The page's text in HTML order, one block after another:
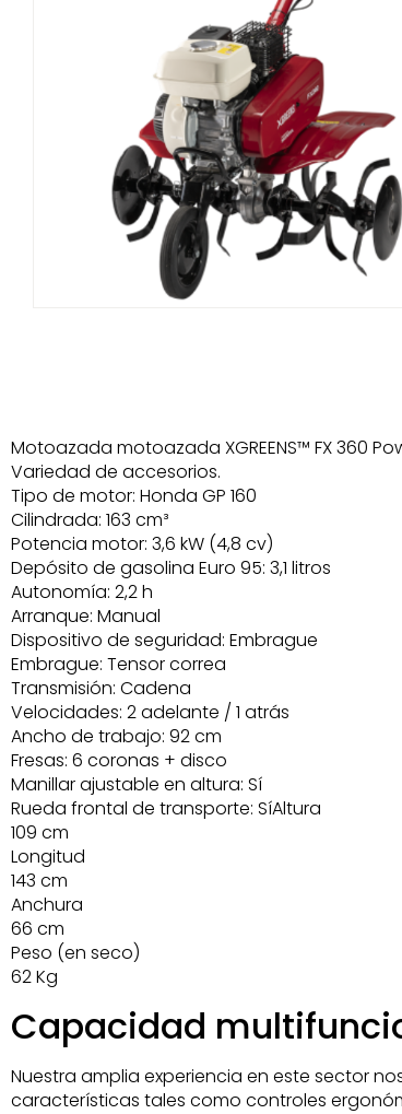
Motoazada motoazada XGREENS™ FX 360
Variedad de accesorios.
Tipo de motor: Honda GP 160
Cilindrada: 163 cm³
Potencia motor: 3,6 kW (4,8 cv)
Depósito de gasolina Euro 95: 3,1 litros
Autonomía: 2,2 h
Arranque: Manual
Dispositivo de seguridad: Embrague
Embrague: Tensor correa
Transmisión: Cadena
Velocidades: 2 adelante / 1 atrás
Ancho de trabajo: 92 cm
Fresas: 6 coronas + disco
Manillar ajustable en altura: Sí
Rueda frontal de transporte: SíAltura
109 cm
Longitud
143 cm
Anchura
66 cm
Peso (en seco)
62 Kg
Capacidad
Nuestra amplia experiencia en este sector
características tales como controles